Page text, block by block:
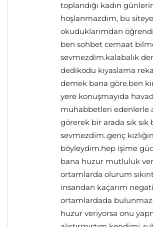
toplandığı kadın
hoşlanmazdım, bu
okuduklarımdan
ben sohbet cemaat
sevmezdim.kalabalık
dedikodu kıyaslama
demek bana göre.ben
yere konuşmayıda
muhabbetleri edenlerle
görerek bir arada sık sık
sevmezdim..genç
böyleydim.hep işime
bana huzur mutluluk
ortamlarda olurum
insandan kaçarım
ortamlardada
huzur veriyorsa onu